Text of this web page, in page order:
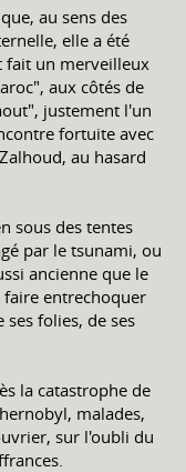
au sens des
elle a été
fait un merveilleux
aux côtés de
justement l'un
fortuite avec
au hasard
sous des tentes
par le tsunami, ou
ancienne que le
entrechoquer
folies, de ses
la catastrophe de
malades,
sur l'oubli du